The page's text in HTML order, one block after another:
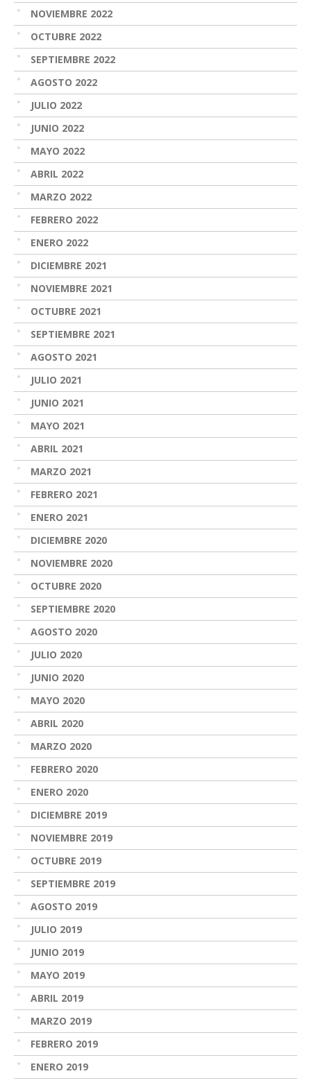
NOVIEMBRE 2022
OCTUBRE 2022
SEPTIEMBRE 2022
AGOSTO 2022
JULIO 2022
JUNIO 2022
MAYO 2022
ABRIL 2022
MARZO 2022
FEBRERO 2022
ENERO 2022
DICIEMBRE 2021
NOVIEMBRE 2021
OCTUBRE 2021
SEPTIEMBRE 2021
AGOSTO 2021
JULIO 2021
JUNIO 2021
MAYO 2021
ABRIL 2021
MARZO 2021
FEBRERO 2021
ENERO 2021
DICIEMBRE 2020
NOVIEMBRE 2020
OCTUBRE 2020
SEPTIEMBRE 2020
AGOSTO 2020
JULIO 2020
JUNIO 2020
MAYO 2020
ABRIL 2020
MARZO 2020
FEBRERO 2020
ENERO 2020
DICIEMBRE 2019
NOVIEMBRE 2019
OCTUBRE 2019
SEPTIEMBRE 2019
AGOSTO 2019
JULIO 2019
JUNIO 2019
MAYO 2019
ABRIL 2019
MARZO 2019
FEBRERO 2019
ENERO 2019